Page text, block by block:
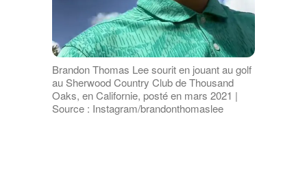
Brandon Thomas Lee sourit en jouant au golf
au Sherwood Country Club de Thousand
Oaks, en Californie, posté en mars 2021 |
Source : Instagram/brandonthomaslee